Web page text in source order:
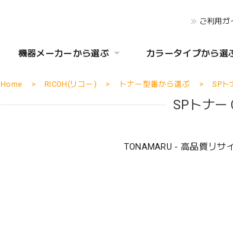
ご利用ガ
機器メーカーから選ぶ カラータイプから選
Home RICOH(リコー) トナー型番から選ぶ SPト
SPトナー
TONAMARU - 高品質リサ